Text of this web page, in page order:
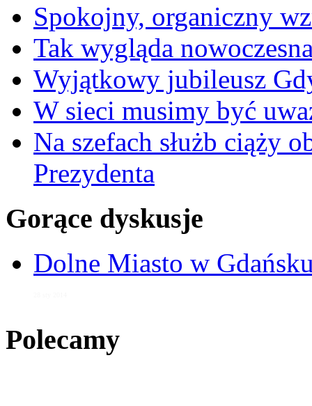
Spokojny, organiczny
Tak wygląda
Wyjątkowy jubileusz
W sieci musimy być
Na szefach służb ciąży
Prezydenta
Gorące dyskusje
Dolne Miasto w
Polecamy